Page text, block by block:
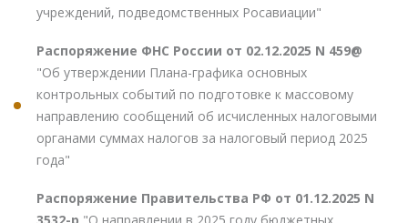
учреждений, подведомственных Росавиации"
Распоряжение ФНС России от 02.12.2025 N 459@
"Об утверждении Плана-графика основных
контрольных событий по подготовке к массовому
направлению сообщений об исчисленных налоговыми
органами суммах налогов за налоговый период 2025
года"
Распоряжение Правительства РФ от 01.12.2025 N